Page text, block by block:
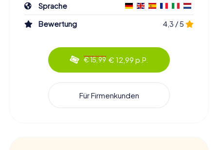
Sprache
Bewertung
4,3 / 5
€ 15,99 € 12,99 p.P.
Für Firmenkunden